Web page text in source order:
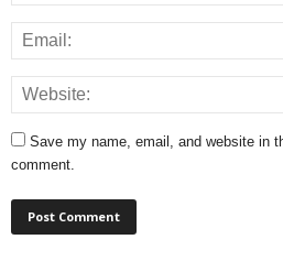
Save my name, email, and website in
comment.